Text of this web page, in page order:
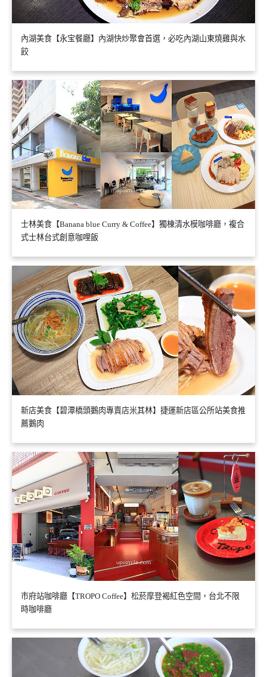
內湖美食【永宝餐廳】內湖快炒聚會首選，必吃內湖山東燒雞與水
餃
士林美食【Banana blue Curry & Coffee】獨棟清水模咖啡廳，複合
式士林台式創意咖哩飯
新店美食【碧潭橋頭鵝肉專賣店米其林】捷運新店區公所站美食推
薦鵝肉
市府站咖啡廳【TROPO Coffee】松菸摩登褐紅色空間，台北不限
時咖啡廳